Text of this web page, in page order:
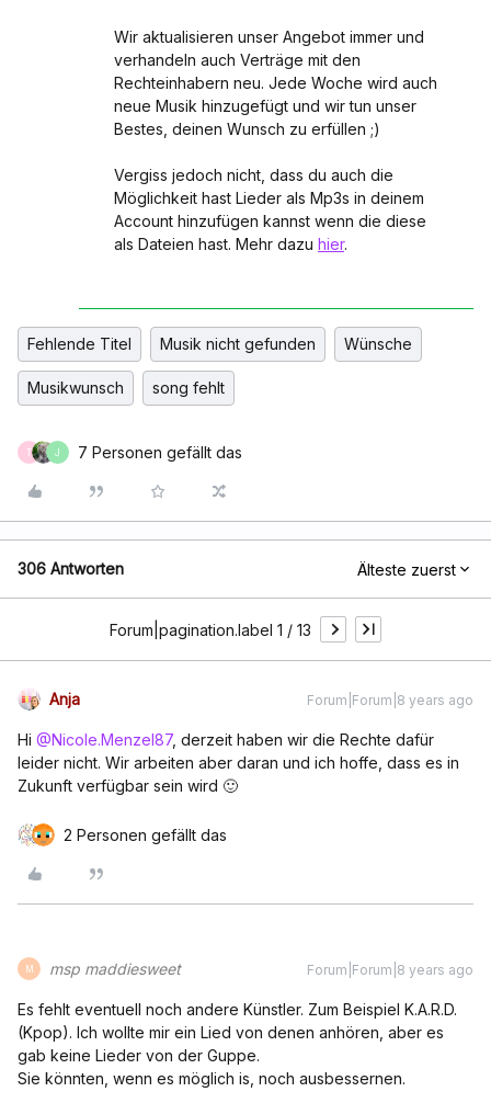
Wir aktualisieren unser Angebot immer und
verhandeln auch Verträge mit den
Rechteinhabern neu. Jede Woche wird auch
neue Musik hinzugefügt und wir tun unser
Bestes, deinen Wunsch zu erfüllen ;)
Vergiss jedoch nicht, dass du auch die
Möglichkeit hast Lieder als Mp3s in deinem
Account hinzufügen kannst wenn die diese
als Dateien hast. Mehr dazu hier.
Fehlende Titel Musik nicht gefunden Wünsche
Musikwunsch song fehlt
T J 7 Personen gefällt das
306 Antworten Älteste zuerst
Forum|pagination.label 1 / 13
Anja Forum|Forum|8 years ago
Hi @Nicole.Menzel87, derzeit haben wir die Rechte dafür
leider nicht. Wir arbeiten aber daran und ich hoffe, dass es in
Zukunft verfügbar sein wird 🙂
2 Personen gefällt das
M msp maddiesweet Forum|Forum|8 years ago
Es fehlt eventuell noch andere Künstler. Zum Beispiel K.A.R.D.
(Kpop). Ich wollte mir ein Lied von denen anhören, aber es
gab keine Lieder von der Guppe.
Sie könnten, wenn es möglich is, noch ausbessernen.